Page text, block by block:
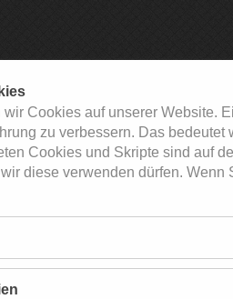
wir Cookies auf unserer Website.
zu verbessern. Das
Cookies und Skripte sind auf
diese verwenden dürfen.